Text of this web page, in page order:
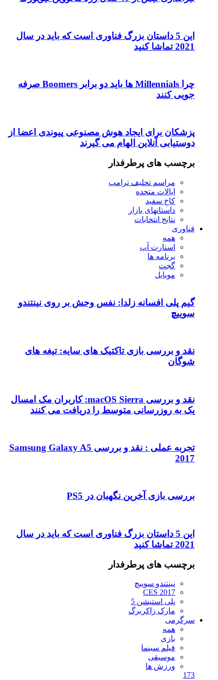
این 5 داستان بزرگ فناوری است که باید در سال
2021 تماشا کنید
چرا Millennials ها باید دو برابر Boomers صرفه
جویی کنند
پزشکان برای ایجاد هوش مصنوعی پیوندی اعضا از
دوستیابی آنلاین الهام می گیرند
برچسب های پرطرفدار
مراسم تحلیف ترامپ
ایالات متحده
کاخ سفید
داستانهای بازار
نتایج انتخابات
فناوری
همه
استارت آپ
برنامه ها
گجت
موبایل
گیم پلی افسانه زلدا: نفس وحش بر روی نینتندو
سوییچ
نقد و بررسی بازی تاکتیک های سایه: تیغه های
شوگان
نقد و بررسی macOS Sierra: کاربران مک امسال
یک به روزرسانی متوسط را دریافت می کنند
تجربه عملی : نقد و بررسی Samsung Galaxy A5
2017
بررسی بازی آخرین نگهبان در PS5
این 5 داستان بزرگ فناوری است که باید در سال
2021 تماشا کنید
برچسب های پرطرفدار
نینتندو سوییچ
CES 2017
پلی استیشن 5
مارک زاکربرگ
سرگرمی
همه
بازی
فیلم سینما
موسیقی
ورزش ها
173